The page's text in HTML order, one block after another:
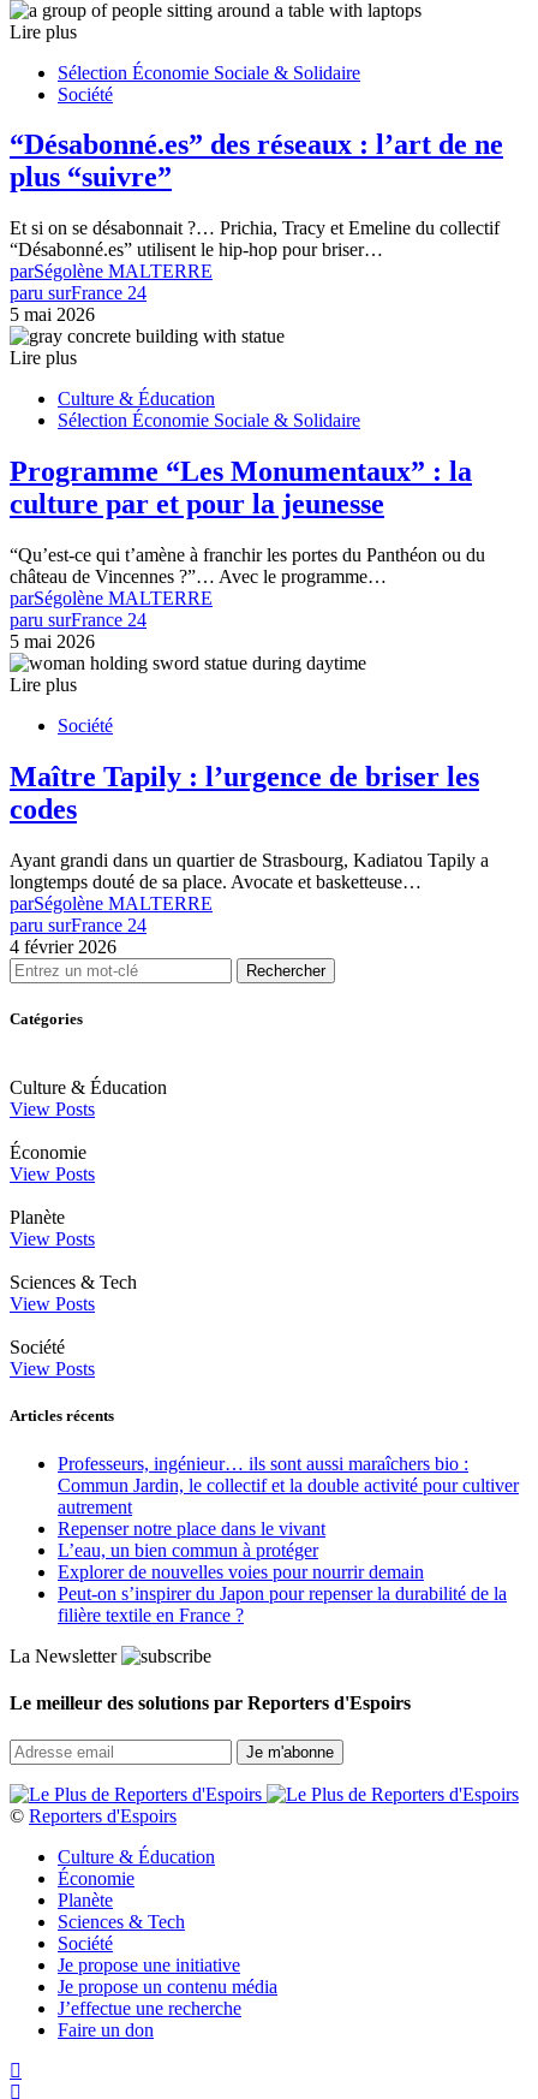
Lire plus
Sélection Économie Sociale & Solidaire
Société
“Désabonné.es” des réseaux : l’art de ne
plus “suivre”
Et si on se désabonnait ?… Prichia, Tracy et Emeline du collectif
“Désabonné.es” utilisent le hip-hop pour briser…
parSégolène MALTERRE
paru surFrance 24
5 mai 2026
Lire plus
Culture & Éducation
Sélection Économie Sociale & Solidaire
Programme “Les Monumentaux” : la
culture par et pour la jeunesse
“Qu’est-ce qui t’amène à franchir les portes du Panthéon ou du
château de Vincennes ?”… Avec le programme…
parSégolène MALTERRE
paru surFrance 24
5 mai 2026
Lire plus
Société
Maître Tapily : l’urgence de briser les
codes
Ayant grandi dans un quartier de Strasbourg, Kadiatou Tapily a
longtemps douté de sa place. Avocate et basketteuse…
parSégolène MALTERRE
paru surFrance 24
4 février 2026
Rechercher
Catégories
Culture & Éducation
View Posts
Économie
View Posts
Planète
View Posts
Sciences & Tech
View Posts
Société
View Posts
Articles récents
Professeurs, ingénieur… ils sont aussi maraîchers bio :
Commun Jardin, le collectif et la double activité pour cultiver
autrement
Repenser notre place dans le vivant
L’eau, un bien commun à protéger
Explorer de nouvelles voies pour nourrir demain
Peut‑on s’inspirer du Japon pour repenser la durabilité de la
filière textile en France ?
La Newsletter
Le meilleur des solutions par Reporters d'Espoirs
© Reporters d'Espoirs
Culture & Éducation
Économie
Planète
Sciences & Tech
Société
Je propose une initiative
Je propose un contenu média
J’effectue une recherche
Faire un don